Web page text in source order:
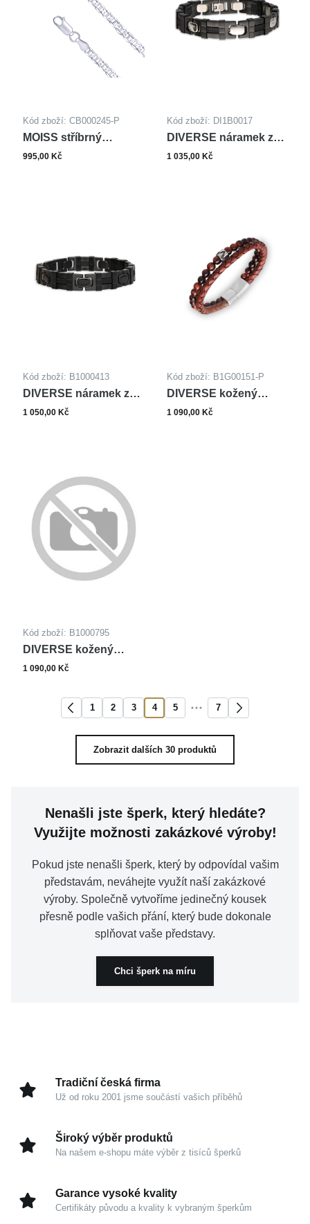
Kód zboží: CB000245-P
MOISS stříbrný
řetízkový náramek
995,00 Kč
Kód zboží: DI1B0017
DIVERSE náramek z
oceli
1 035,00 Kč
Kód zboží: B1000413
DIVERSE náramek z
oceli
1 050,00 Kč
Kód zboží: B1G00151-P
DIVERSE kožený
náramek z oceli
1 090,00 Kč
Kód zboží: B1000795
DIVERSE kožený
náramek z oceli
1 090,00 Kč
1 2 3 4 5 7
Zobrazit dalších 30 produktů
Nenašli jste šperk, který hledáte?
Využijte možnosti zakázkové výroby!
Pokud jste nenašli šperk, který by odpovídal vašim
představám, neváhejte využít naší zakázkové
výroby. Společně vytvoříme jedinečný kousek
přesně podle vašich přání, který bude dokonale
splňovat vaše představy.
Chci šperk na míru
Tradiční česká firma
Už od roku 2001 jsme součástí vašich příběhů
Široký výběr produktů
Na našem e-shopu máte výběr z tisíců šperků
Garance vysoké kvality
Certifikáty původu a kvality k vybraným šperkům